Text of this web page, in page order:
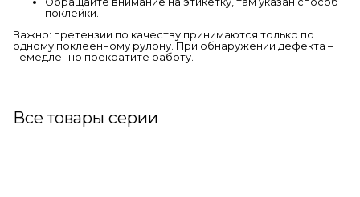
поклейки.
Важно: претензии по качеству принимаются только по
одному поклеенному рулону. При обнаружении дефекта –
немедленно прекратите работу.
Все товары серии